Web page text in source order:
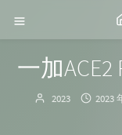
一加ACE2
博
2023
发
2023